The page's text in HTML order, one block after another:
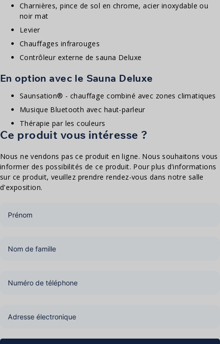
Charnières, pince de sol en chrome, acier inoxydable ou
noir mat
Levier
Chauffages infrarouges
Contrôleur externe de sauna Deluxe
En option avec le Sauna Deluxe
Saunsation® - chauffage combiné avec zones climatiques
Musique Bluetooth avec haut-parleur
Thérapie par les couleurs
Ce produit vous intéresse ?
Nous ne vendons pas ce produit en ligne. Nous souhaitons vous
informer des possibilités de ce produit. Pour plus d'informations
sur ce produit, veuillez prendre rendez-vous dans notre salle
d'exposition.